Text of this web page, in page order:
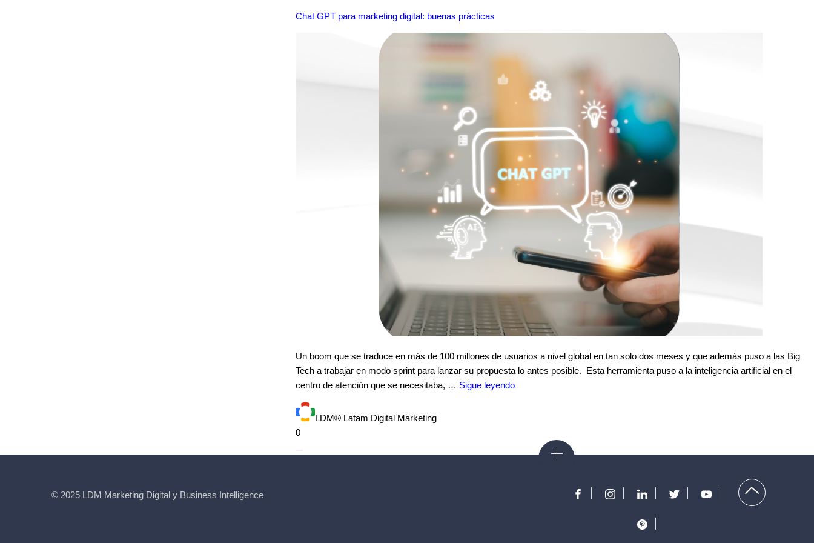
Chat GPT para marketing digital: buenas prácticas
Un boom que se traduce en más de 100 millones de usuarios a nivel global en tan solo dos meses y que además puso a las Big
Tech a trabajar en modo sprint para lanzar su propuesta lo antes posible. Esta herramienta puso a la inteligencia artificial en el
centro de atención que se necesitaba, … Sigue leyendo
LDM® Latam Digital Marketing
0
© 2025 LDM Marketing Digital y Business Intelligence